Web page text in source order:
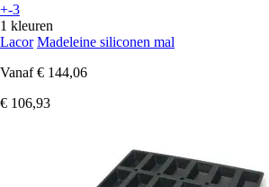
+-3
1 kleuren
Lacor Madeleine siliconen mal
Vanaf € 144,06
€ 106,93